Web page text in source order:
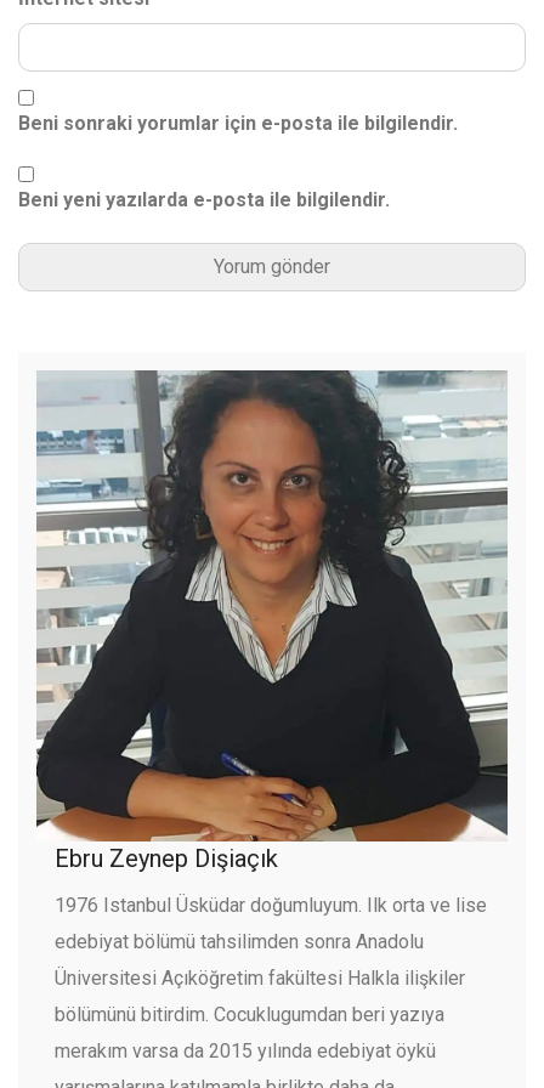
Beni sonraki yorumlar için e-posta ile bilgilendir.
Beni yeni yazılarda e-posta ile bilgilendir.
Ebru Zeynep Dişiaçık
1976 Istanbul Üsküdar doğumluyum. Ilk orta ve lise
edebiyat bölümü tahsilimden sonra Anadolu
Üniversitesi Açıköğretim fakültesi Halkla ilişkiler
bölümünü bitirdim. Cocuklugumdan beri yazıya
merakım varsa da 2015 yılında edebiyat öykü